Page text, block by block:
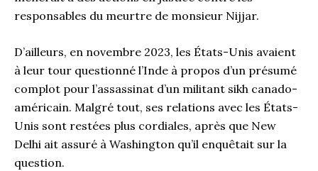
responsables du meurtre de monsieur Nijjar.
D’ailleurs, en novembre 2023, les États-Unis avaient
à leur tour questionné l’Inde à propos d’un présumé
complot pour l’assassinat d’un militant sikh canado-
américain. Malgré tout, ses relations avec les États-
Unis sont restées plus cordiales, après que New
Delhi ait assuré à Washington qu’il enquêtait sur la
question.